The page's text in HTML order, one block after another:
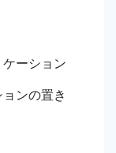
ケーション
ンの置き